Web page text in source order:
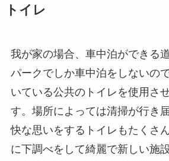
トイレ
我が家の場合、車中泊ができる
パークでしか車中泊をしないの
いている公共のトイレを使用さ
す。場所によっては清掃が行き
快な思いをするトイレもたくさ
に下調べをして綺麗で新しい施